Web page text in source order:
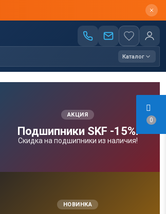
0
Каталог
АКЦИЯ
Подшипники SKF -15%!
Скидка на подшипники из наличия!
НОВИНКА